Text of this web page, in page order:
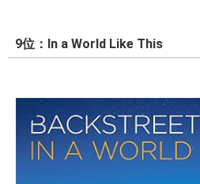
9位：In a World Like This